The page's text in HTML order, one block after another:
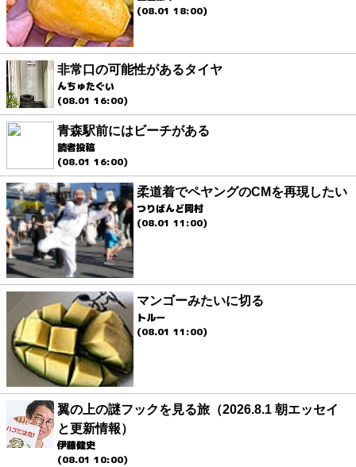
(08.01 18:00)
非常口の可能性があるタイヤ
んちゅたぐい
(08.01 16:00)
青森駅前にはビーチがある
読者投稿
(08.01 16:00)
柔道着でペヤングのCMを再現したい
つりばんど岡村
(08.01 11:00)
マンゴーみたいに切る
トルー
(08.01 11:00)
翼の上の謎フックを見る旅（2026.8.1 朝エッセイ
と更新情報）
伊藤健史
(08.01 10:00)